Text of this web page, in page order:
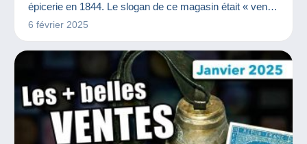
épicerie en 1844. Le slogan de ce magasin était « vente
de qualité à bon poids et à bon prix » !
6 février 2025